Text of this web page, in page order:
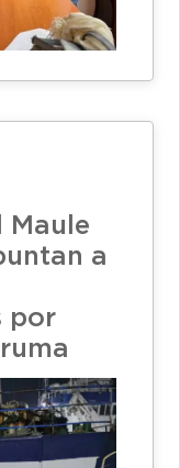
Maule
a
por